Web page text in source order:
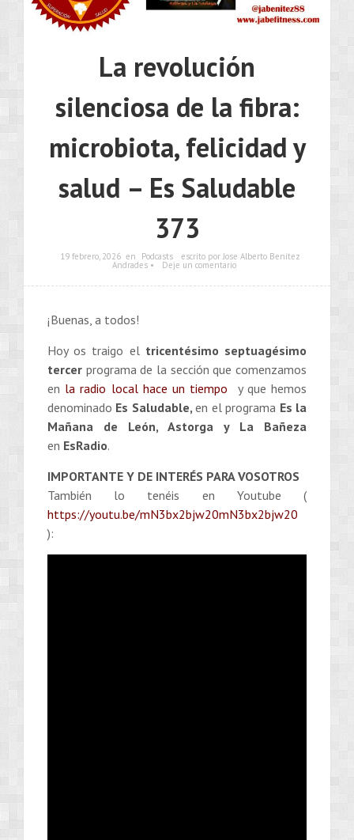
La revolución
silenciosa de la fibra:
microbiota, felicidad y
salud – Es Saludable
373
19 febrero, 2026 en Podcasts escrito por Jose Alberto Benítez
Andrades • Deje un comentario
¡Buenas, a todos!
Hoy os traigo el tricentésimo septuagésimo
tercer programa de la sección que comenzamos
en la radio local hace un tiempo
y que hemos
denominado Es Saludable,en el programa Es la
Mañana de León, Astorga y La Bañeza
en EsRadio.
IMPORTANTE Y DE INTERÉS PARA VOSOTROS
También lo tenéis en Youtube (
https://youtu.be/mN3bx2bjw20mN3bx2bjw20
):